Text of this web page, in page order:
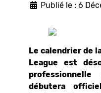
Publié le : 6
Le calendrier de
League est
débutera